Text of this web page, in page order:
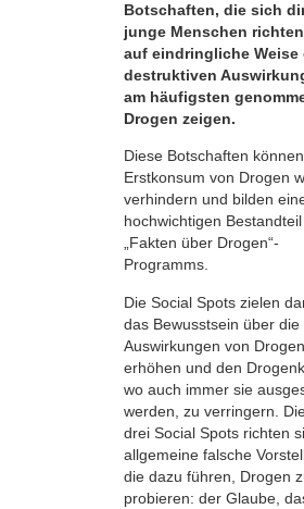
Botschaften, die sich
junge Menschen
auf eindringliche Weise
destruktiven
am häufigsten
Drogen zeigen.
Diese Botschaften können
Erstkonsum von Drogen
verhindern und bilden
hochwichtigen
„Fakten über Drogen“-
Programms.
Die Social Spots zielen
das Bewusstsein über die
Auswirkungen von
erhöhen und den
wo auch immer sie
werden, zu verringern.
drei Social Spots richten
allgemeine falsche
die dazu führen, Drogen
probieren: der Glaube,